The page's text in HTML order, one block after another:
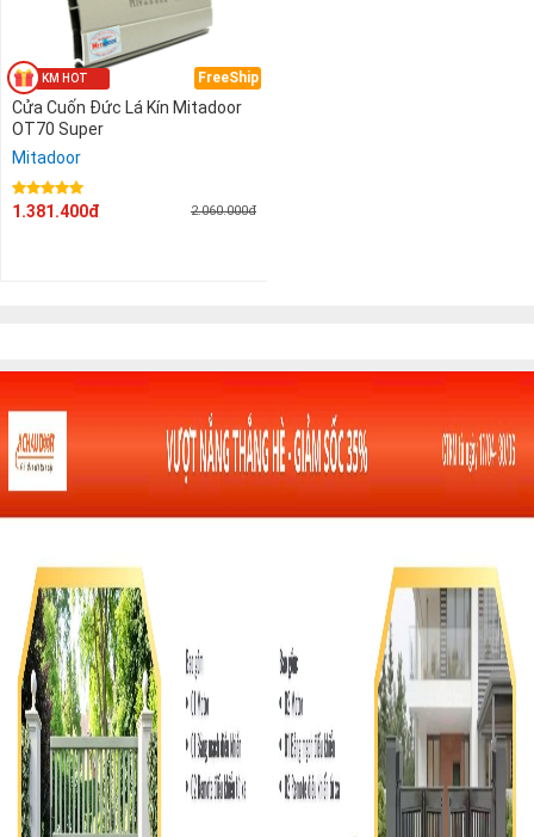
FreeShip
Cửa Cuốn Đức Lá Kín Mitadoor
OT70 Super
Mitadoor
1.381.400đ 2.060.000đ